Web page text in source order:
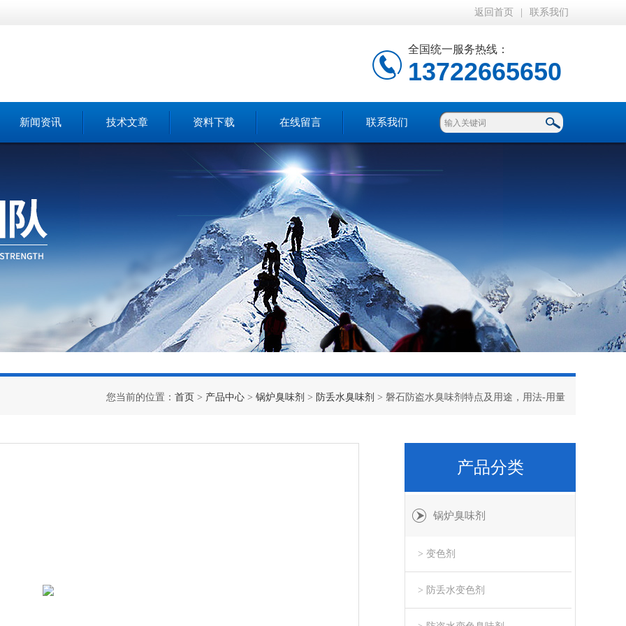
返回首页 联系我们
全国统一服务热线：
13722665650
新闻资讯 技术文章 资料下载 在线留言 联系我们
您当前的位置： 首页 > 产品中心 > 锅炉臭味剂 > 防丢水臭味剂 > 磐石防盗水臭味剂特点及用途，用法-用量
产品分类
锅炉臭味剂
> 变色剂
> 防丢水变色剂